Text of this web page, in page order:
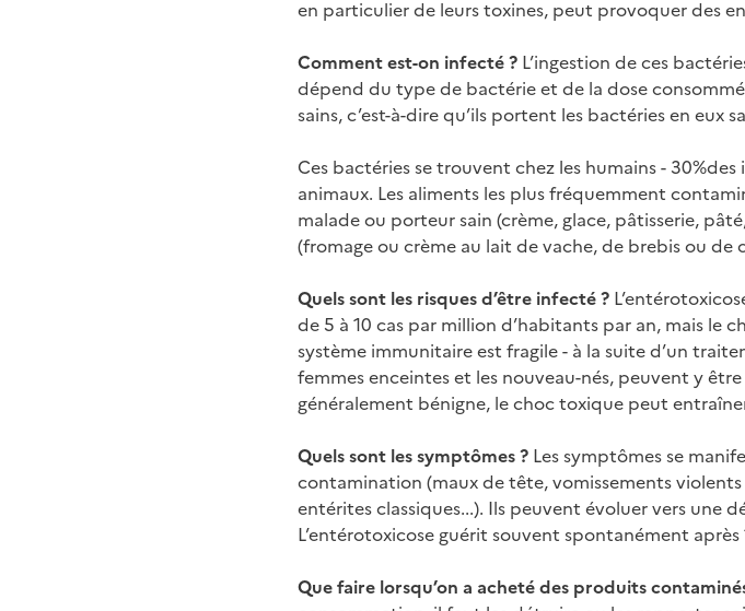
en particulier de leurs toxines, peut provoquer des
Comment est-on infecté ? L’ingestion de ces
dépend du type de bactérie et de la dose
sains, c’est-à-dire qu’ils portent les bactéries en eux
Ces bactéries se trouvent chez les humains -
animaux. Les aliments les plus fréquemment
malade ou porteur sain (crème, glace, pâtisserie,
(fromage ou crème au lait de vache, de brebis ou de
Quels sont les risques d’être infecté ?
de 5 à 10 cas par million d’habitants par an, mais le
système immunitaire est fragile - à la suite d’un
femmes enceintes et les nouveau-nés, peuvent y
généralement bénigne, le choc toxique peut
Quels sont les symptômes ? Les symptômes se
contamination (maux de tête, vomissements
entérites classiques...). Ils peuvent évoluer vers
L’entérotoxicose guérit souvent spontanément après
Que faire lorsqu’on a acheté des produits